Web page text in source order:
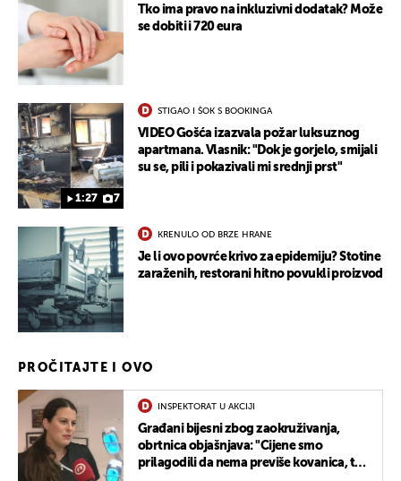
Tko ima pravo na inkluzivni dodatak? Može
se dobiti i 720 eura
1:27 7
STIGAO I ŠOK S BOOKINGA
VIDEO Gošća izazvala požar luksuznog
apartmana. Vlasnik: "Dok je gorjelo, smijali
su se, pili i pokazivali mi srednji prst"
KRENULO OD BRZE HRANE
Je li ovo povrće krivo za epidemiju? Stotine
zaraženih, restorani hitno povukli proizvod
PROČITAJTE I OVO
INSPEKTORAT U AKCIJI
Građani bijesni zbog zaokruživanja,
obrtnica objašnjava: "Cijene smo
prilagodili da nema previše kovanica, to